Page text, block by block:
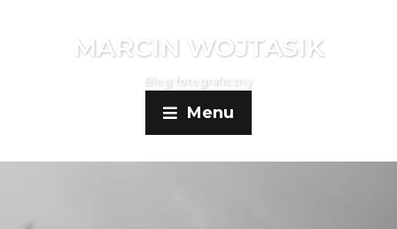
MARCIN WOJTASIK
Blog fotograficzny
Menu